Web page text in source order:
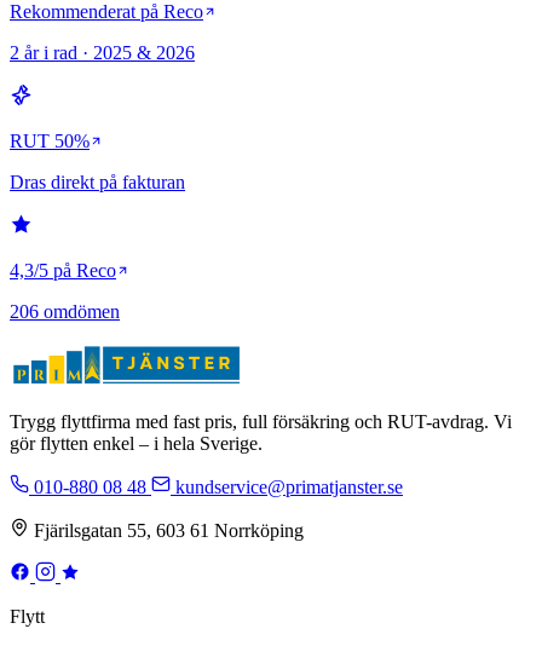
Rekommenderat på Reco
2 år i rad · 2025 & 2026
RUT 50%
Dras direkt på fakturan
4,3/5 på Reco
206 omdömen
Trygg flyttfirma med fast pris, full försäkring och RUT-avdrag. Vi
gör flytten enkel – i hela Sverige.
010-880 08 48 kundservice@primatjanster.se
Fjärilsgatan 55, 603 61 Norrköping
Flytt